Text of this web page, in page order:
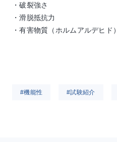
・破裂強さ
・滑脱抵抗力
・有害物質（ホルムアルデヒド）
#機能性 #試験紹介